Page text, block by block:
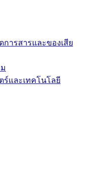
ารสารและของเสีย
ร์และเทคโนโลยี